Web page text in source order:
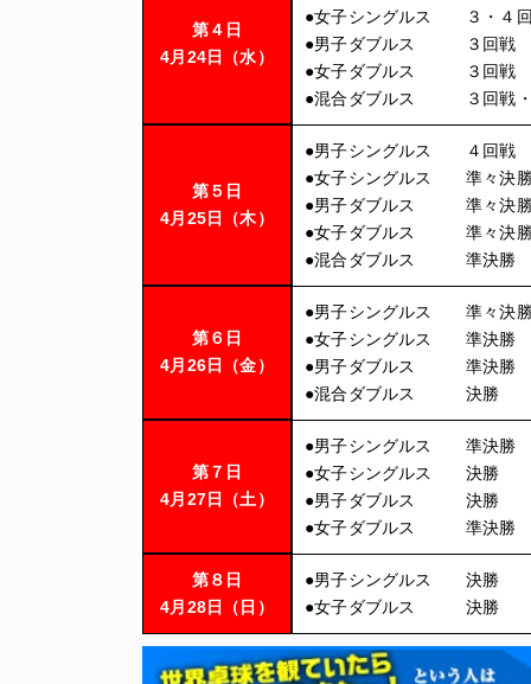
第４日
4月24日（水）
●女子シングルス ３・４
●男子ダブルス ３回戦
●女子ダブルス ３回戦
●混合ダブルス ３回戦・
第５日
4月25日（木）
●男子シングルス ４回戦
●女子シングルス 準々決
●男子ダブルス 準々決
●女子ダブルス 準々決
●混合ダブルス 準決勝
第６日
4月26日（金）
●男子シングルス 準々決
●女子シングルス 準決勝
●男子ダブルス 準決勝
●混合ダブルス 決勝
第７日
4月27日（土）
●男子シングルス 準決勝
●女子シングルス 決勝
●男子ダブルス 決勝
●女子ダブルス 準決勝
第８日
4月28日（日）
●男子シングルス 決勝
●女子ダブルス 決勝